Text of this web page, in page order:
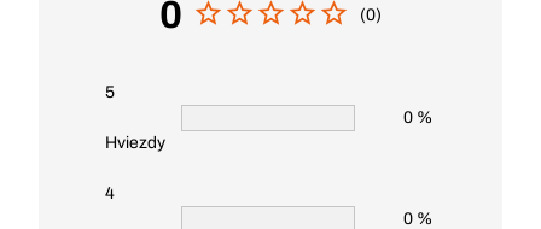
0 (0)
5
Hviezdy
0 %
4
0 %